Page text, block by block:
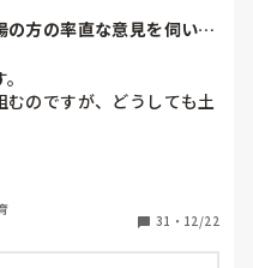
方の率直な意見を伺いた
のですが、どうしても土
つも苦労しています。
務が始まると一日も土曜
限をかける
31 ・ 12/22